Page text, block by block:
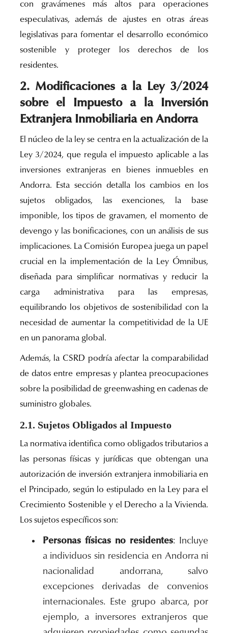
con gravámenes más altos para operaciones
especulativas, además de ajustes en otras áreas
legislativas para fomentar el desarrollo económico
sostenible y proteger los derechos de los
residentes.
2. Modificaciones a la Ley 3/2024
sobre el Impuesto a la Inversión
Extranjera Inmobiliaria en Andorra
El núcleo de la ley se centra en la actualización de la
Ley 3/2024, que regula el impuesto aplicable a las
inversiones extranjeras en bienes inmuebles en
Andorra. Esta sección detalla los cambios en los
sujetos obligados, las exenciones, la base
imponible, los tipos de gravamen, el momento de
devengo y las bonificaciones, con un análisis de sus
implicaciones. La Comisión Europea juega un papel
crucial en la implementación de la Ley Ómnibus,
diseñada para simplificar normativas y reducir la
carga administrativa para las empresas,
equilibrando los objetivos de sostenibilidad con la
necesidad de aumentar la competitividad de la UE
en un panorama global.
Además, la CSRD podría afectar la comparabilidad
de datos entre empresas y plantea preocupaciones
sobre la posibilidad de greenwashing en cadenas de
suministro globales.
2.1. Sujetos Obligados al Impuesto
La normativa identifica como obligados tributarios a
las personas físicas y jurídicas que obtengan una
autorización de inversión extranjera inmobiliaria en
el Principado, según lo estipulado en la Ley para el
Crecimiento Sostenible y el Derecho a la Vivienda.
Los sujetos específicos son:
Personas físicas no residentes: Incluye
a individuos sin residencia en Andorra ni
nacionalidad andorrana, salvo
excepciones derivadas de convenios
internacionales. Este grupo abarca, por
ejemplo, a inversores extranjeros que